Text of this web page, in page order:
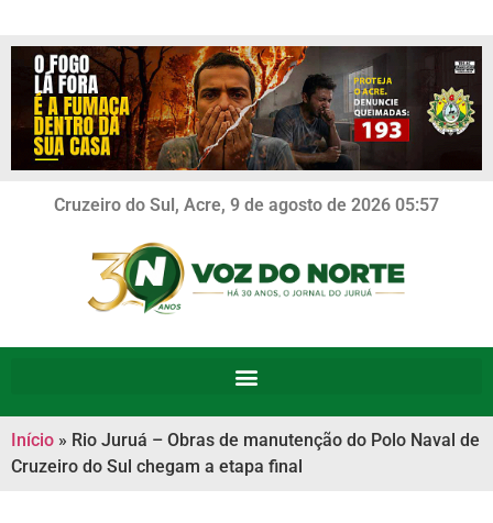
Cruzeiro do Sul, Acre, 9 de agosto de 2026 05:57
Início » Rio Juruá – Obras de manutenção do Polo Naval de
Cruzeiro do Sul chegam a etapa final